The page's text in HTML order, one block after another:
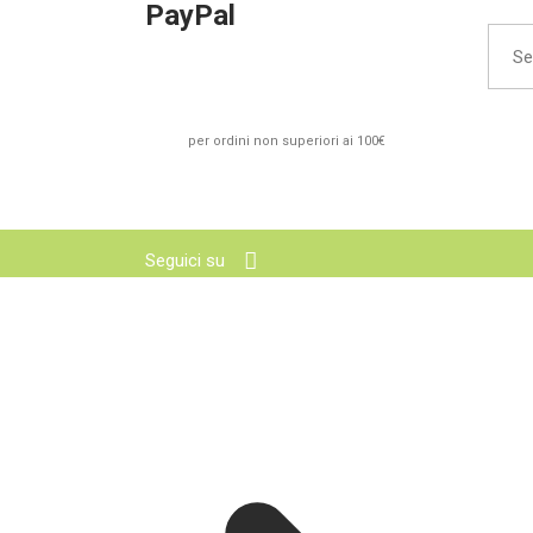
PayPal
per ordini non superiori ai 100€
for:
Seguici su